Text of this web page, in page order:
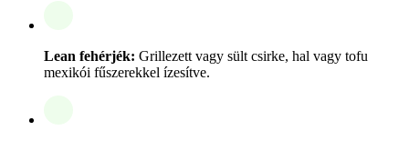
Lean fehérjék: Grillezett vagy sült csirke, hal vagy tofu
mexikói fűszerekkel ízesítve.